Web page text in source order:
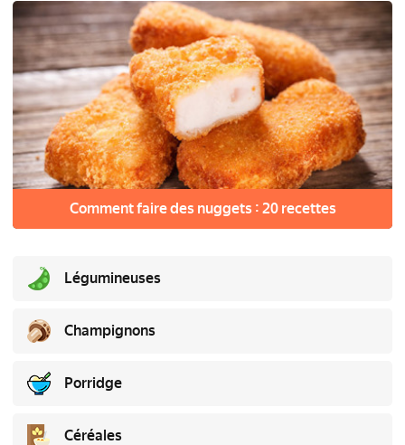
Comment faire des nuggets : 20 recettes
Légumineuses
Champignons
Porridge
Céréales